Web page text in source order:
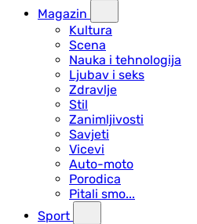
Magazin
Kultura
Scena
Nauka i tehnologija
Ljubav i seks
Zdravlje
Stil
Zanimljivosti
Savjeti
Vicevi
Auto-moto
Porodica
Pitali smo...
Sport